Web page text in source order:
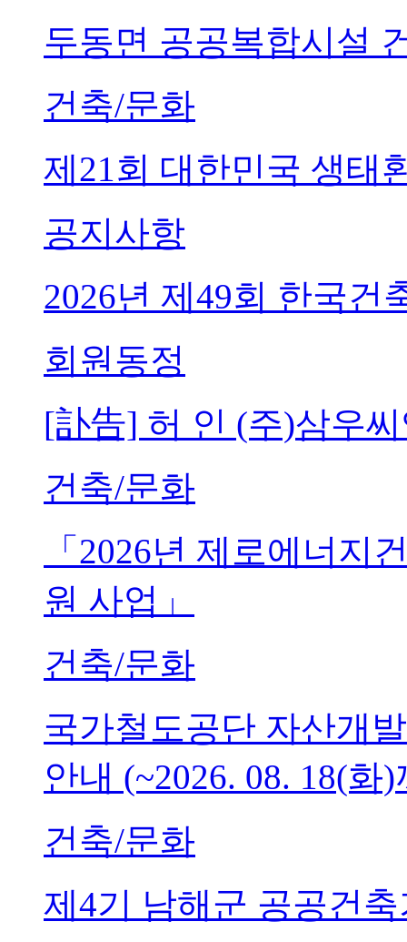
두동면 공공복합시설
건축/문화
제21회 대한민국 생태
공지사항
2026년 제49회 한국건
회원동정
[訃告] 허 인 (주)삼우
건축/문화
「2026년 제로에너지
원 사업」
건축/문화
국가철도공단 자산개
안내 (~2026. 08. 18(화
건축/문화
제4기 남해군 공공건